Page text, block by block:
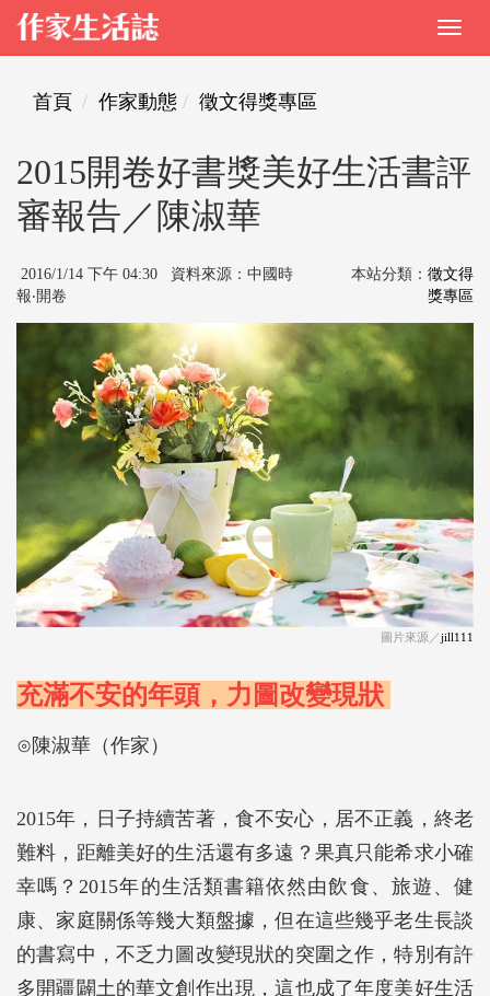
首頁 作家動態 徵文得獎專區
2015開卷好書獎美好生活書評
審報告／陳淑華
2016/1/14 下午 04:30 資料來源：中國時
報‧開卷
本站分類： 徵文得
獎專區
圖片來源／jill111
充滿不安的年頭，力圖改變現狀
⊙陳淑華（作家）
2015年，日子持續苦著，食不安心，居不正義，終老
難料，距離美好的生活還有多遠？果真只能希求小確
幸嗎？2015年的生活類書籍依然由飲食、旅遊、健
康、家庭關係等幾大類盤據，但在這些幾乎老生長談
的書寫中，不乏力圖改變現狀的突圍之作，特別有許
多開疆闢土的華文創作出現，這也成了年度美好生活